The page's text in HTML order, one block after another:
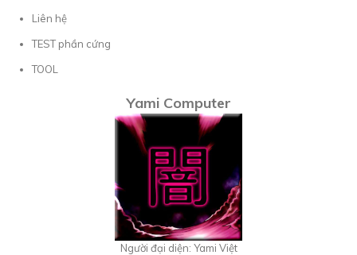
Liên hệ
TEST phần cứng
TOOL
Yami Computer
Người đại diện: Yami Việt